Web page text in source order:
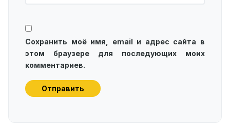
Сохранить моё имя, email и адрес сайта в
этом браузере для последующих моих
комментариев.